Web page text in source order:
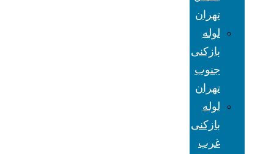
تهران
لوله
بازکنی
جنوب
تهران
لوله
بازکنی
غرب